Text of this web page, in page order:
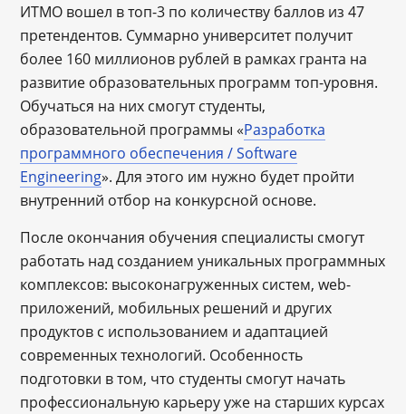
ИТМО вошел в топ-3 по количеству баллов из 47
претендентов. Суммарно университет получит
более 160 миллионов рублей в рамках гранта на
развитие образовательных программ топ-уровня.
Обучаться на них смогут студенты,
образовательной программы «Разработка
программного обеспечения / Software
Engineering». Для этого им нужно будет пройти
внутренний отбор на конкурсной основе.
После окончания обучения специалисты смогут
работать над созданием уникальных программных
комплексов: высоконагруженных систем, web-
приложений, мобильных решений и других
продуктов с использованием и адаптацией
современных технологий. Особенность
подготовки в том, что студенты смогут начать
профессиональную карьеру уже на старших курсах